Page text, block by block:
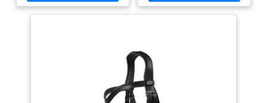
anneaux, vous pouvez diriger le
l'achat et la comparer avec les
dimensions dans la description